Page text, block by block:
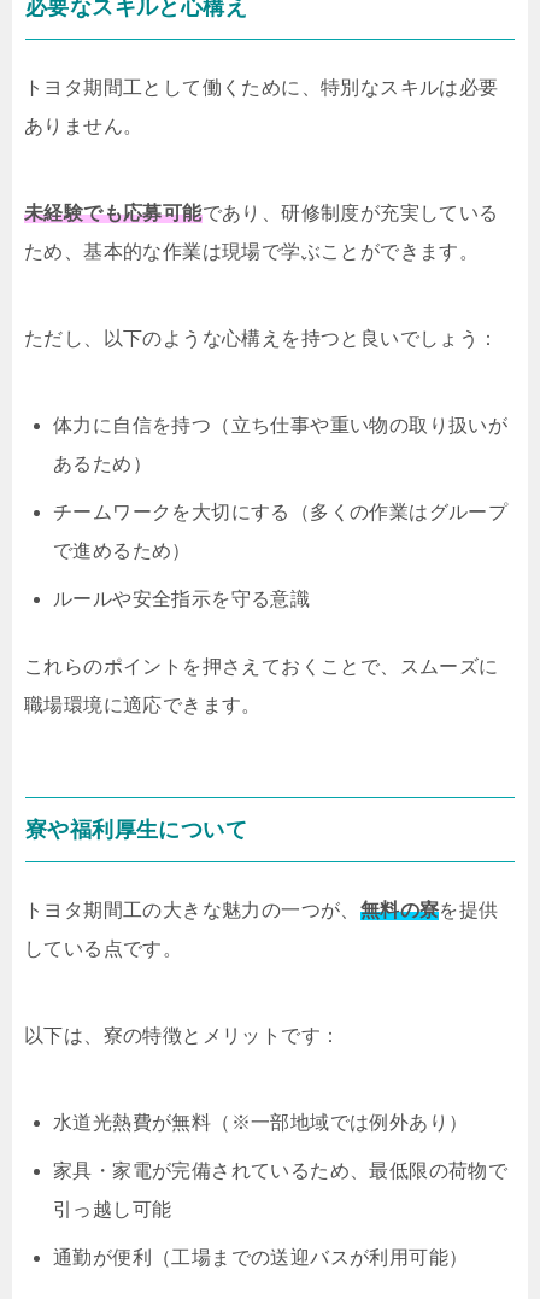
必要なスキルと心構え
トヨタ期間工として働くために、特別なスキルは必要
ありません。
未経験でも応募可能であり、研修制度が充実している
ため、基本的な作業は現場で学ぶことができます。
ただし、以下のような心構えを持つと良いでしょう：
体力に自信を持つ（立ち仕事や重い物の取り扱いが
あるため）
チームワークを大切にする（多くの作業はグループ
で進めるため）
ルールや安全指示を守る意識
これらのポイントを押さえておくことで、スムーズに
職場環境に適応できます。
寮や福利厚生について
トヨタ期間工の大きな魅力の一つが、 無料の寮を提供
している点です。
以下は、寮の特徴とメリットです：
水道光熱費が無料（※一部地域では例外あり）
家具・家電が完備されているため、最低限の荷物で
引っ越し可能
通勤が便利（工場までの送迎バスが利用可能）